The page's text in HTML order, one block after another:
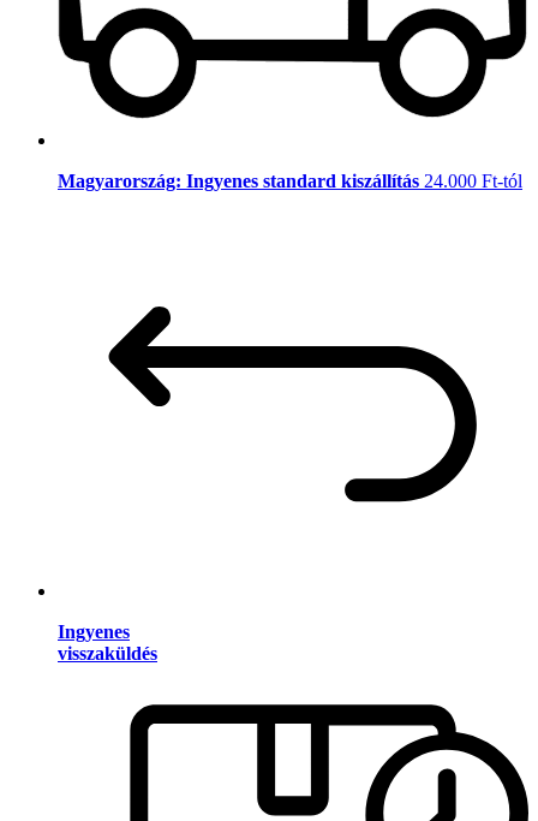
Magyarország: Ingyenes standard kiszállítás 24.000 Ft-tól
Ingyenes
visszaküldés